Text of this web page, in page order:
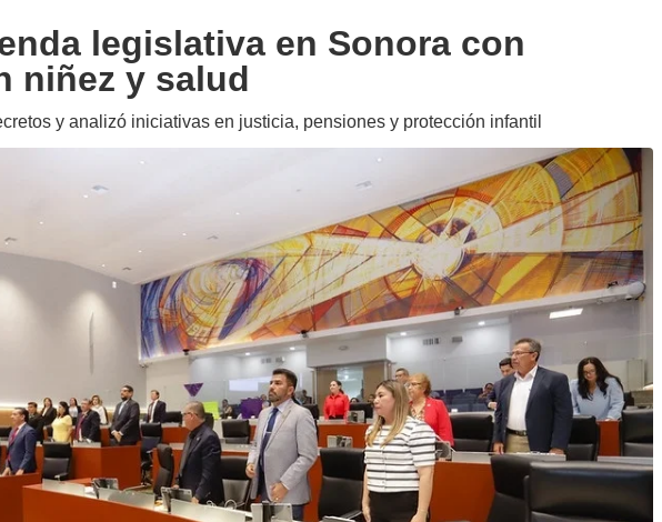
legislativa en Sonora con
niñez y salud
y analizó iniciativas en justicia, pensiones y protección infantil